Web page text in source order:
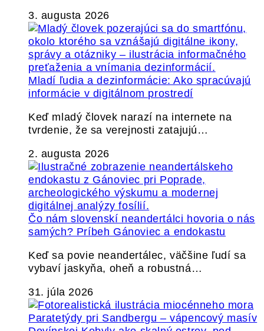
3. augusta 2026
Mladí ľudia a dezinformácie: Ako spracúvajú
informácie v digitálnom prostredí
Keď mladý človek narazí na internete na
tvrdenie, že sa verejnosti zatajujú…
2. augusta 2026
Čo nám slovenskí neandertálci hovoria o nás
samých? Príbeh Gánoviec a endokastu
Keď sa povie neandertálec, väčšine ľudí sa
vybaví jaskyňa, oheň a robustná…
31. júla 2026